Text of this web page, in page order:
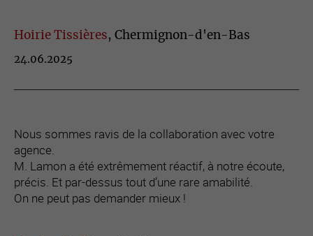
Hoirie Tissières, Chermignon-d'en-Bas
24.06.2025
Nous sommes ravis de la collaboration avec votre
agence.
M. Lamon a été extrêmement réactif, à notre écoute,
précis. Et par-dessus tout d’une rare amabilité.
On ne peut pas demander mieux !